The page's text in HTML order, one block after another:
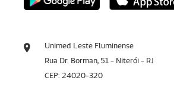
Unimed Leste Fluminense
Rua Dr. Borman, 51 - Niterói - RJ
CEP: 24020-320